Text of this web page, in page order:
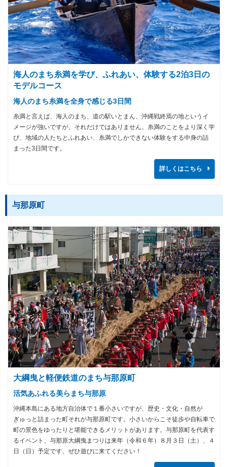
海人のまち糸満を学び、ふれあい、体験する2泊3日の
モデルコース
海人のまち糸満を全身で感じる3日間
糸満と言えば、海人のまち、道の駅いとまん、沖縄戦終焉の地というイ
メージが強いですが、それだけではありません。糸満のことをより深く学
び、地域の人たちとふれあい、糸満でしかできない体験をする中身の詰
まった3日間です。
詳しくはこちら
与那原町
大綱曳と軽便鉄道のまち与那原町
活気あふれる美らまち与那原
沖縄本島にある地方自治体で１番小さいですが、歴史・文化・自然が
ぎゅっと詰まった町それが与那原町です。小さいからこそ徒歩や自転車で
町の景色をゆったりと堪能できるメリットがあります。与那原町を代表す
るイベント、与那原大綱曳まつりは来年（令和６年）８月３日（土）、４
日（日）予定です、ぜひ遊びに来てください！